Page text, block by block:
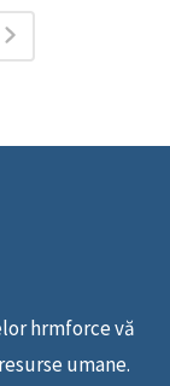
hrmforce vă
umane.